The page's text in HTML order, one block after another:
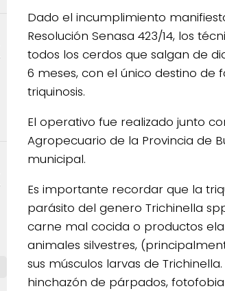
Dado el incumplimiento
Resolución Senasa 423/14, los
todos los cerdos que salgan de
6 meses, con el único destino
triquinosis.
El operativo fue realizado junto
Agropecuario de la Provincia de
municipal.
Es importante recordar que la
parásito del genero Trichinella
carne mal cocida o productos
animales silvestres,
sus músculos larvas de
hinchazón de párpados,